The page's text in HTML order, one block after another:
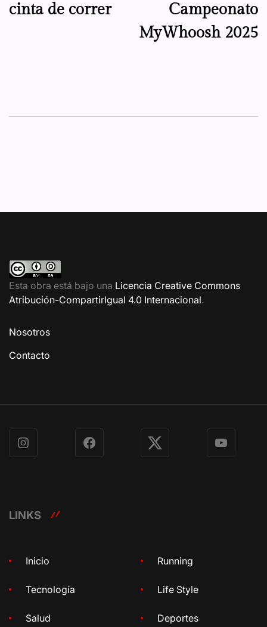
cinta de correr
Campeonato
MyWhoosh 2025
Esta obra está bajo una Licencia Creative Commons
Atribución-CompartirIgual 4.0 Internacional.
Nosotros
Contacto
Instagram Facebook X YouTube
LINKS
Inicio Running
Tecnología Life Style
Salud Deportes